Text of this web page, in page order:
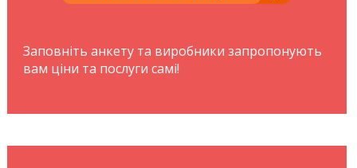
Заповніть анкету та виробники запропонують
вам ціни та послуги самі!